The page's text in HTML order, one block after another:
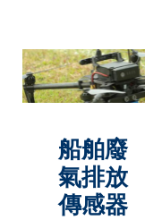
船舶廢
氣排放
傳感器